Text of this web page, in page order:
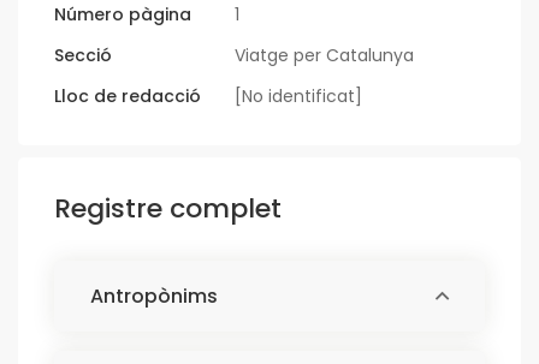
Número pàgina
1
Secció
Viatge per Catalunya
Lloc de redacció
[No identificat]
Registre complet
Antropònims